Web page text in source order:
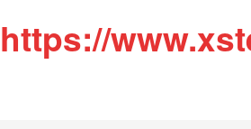
https://